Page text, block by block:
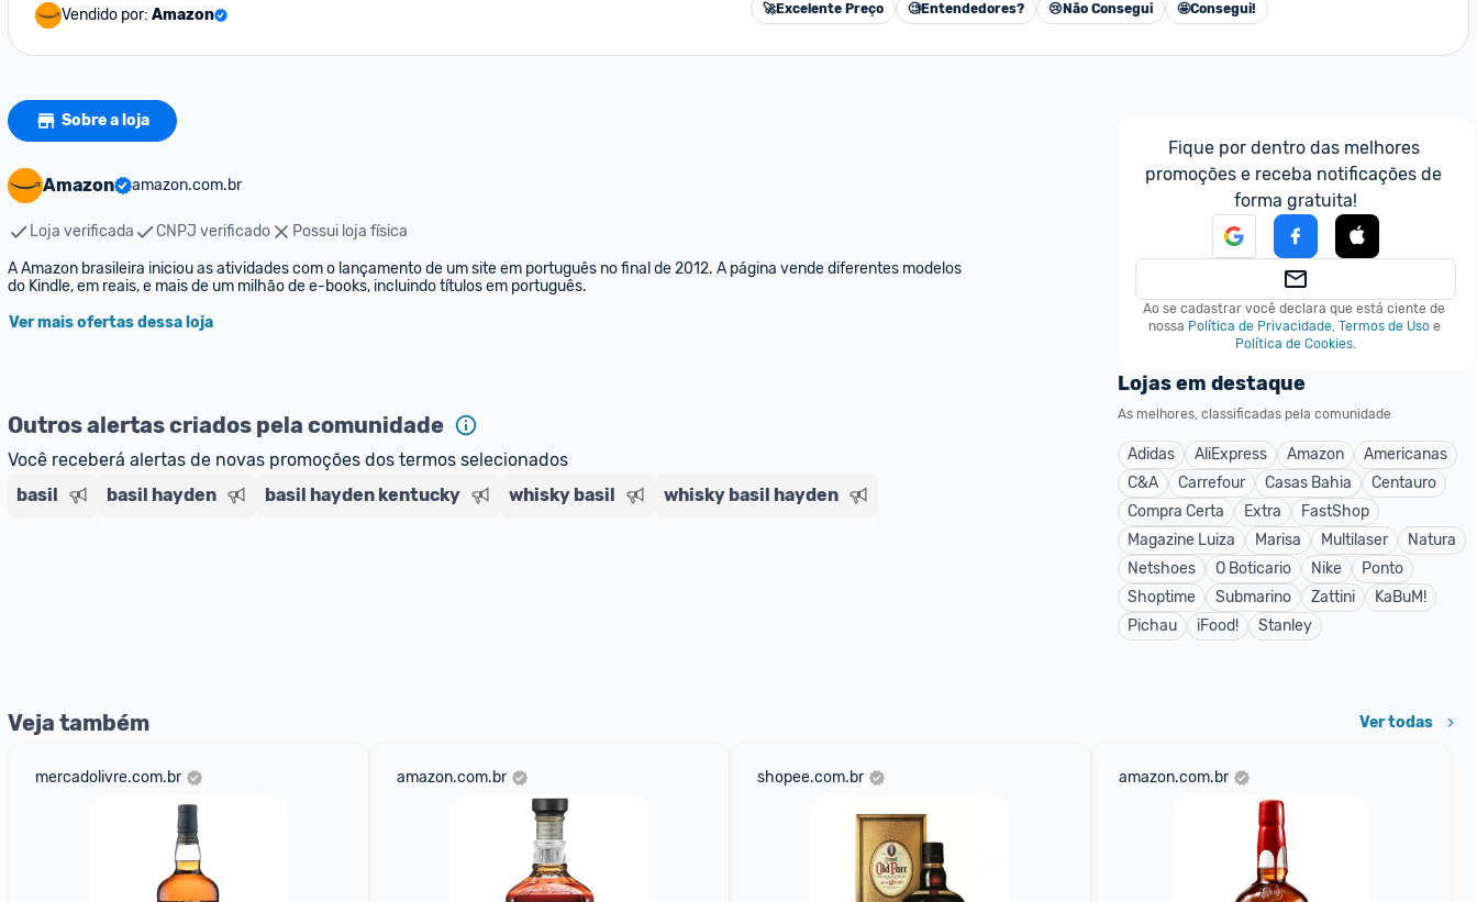
Vendido por: Amazon 🚀Excelente Preço 🧐Entendedores? 😢 Não Consegui 🤩Consegui!
Sobre a loja
Amazon amazon.com.br
Loja verificada CNPJ verificado
Possui loja física
A Amazon brasileira iniciou as atividades com o lançamento de um site em português no final de 2012. A página vende diferentes modelos
do Kindle, em reais, e mais de um milhão de e-books, incluindo títulos em português.
Ver mais ofertas dessa loja
Outros alertas criados pela comunidade
Você receberá alertas de novas promoções dos termos selecionados
basil
basil hayden basil hayden kentucky whisky basil whisky basil hayden
Fique por dentro das melhores
promoções e receba notificações de
forma gratuita!
Ao se cadastrar você declara que está ciente de
nossa Política de Privacidade, Termos de Uso e
Política de Cookies.
Lojas em destaque
As melhores, classificadas pela comunidade
Adidas AliExpress Amazon
Americanas
C&A
Carrefour Casas Bahia
Centauro
Compra Certa
Extra
FastShop
Magazine Luiza
Marisa Multilaser
Natura
Netshoes
O Boticario Nike
Ponto
Shoptime
Submarino Zattini
KaBuM!
Pichau
iFood! Stanley
Veja também Ver todas
mercadolivre.com.br amazon.com.br shopee.com.br amazon.com.br